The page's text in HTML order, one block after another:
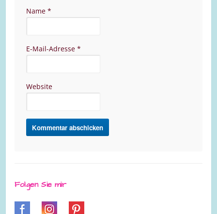
Name *
E-Mail-Adresse *
Website
Folgen Sie mir